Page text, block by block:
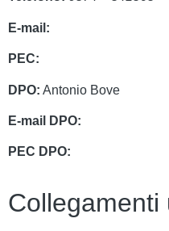
E-mail:
PEC:
DPO: Antonio Bove
E-mail DPO:
PEC DPO:
Collegamenti